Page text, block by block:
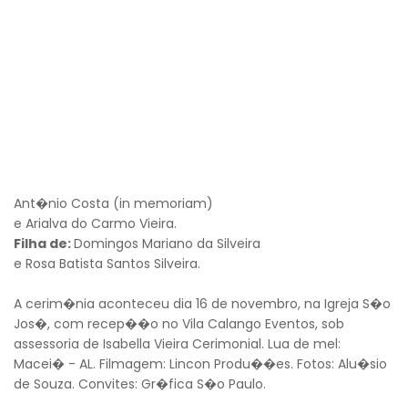
Ant�nio Costa (in memoriam)
e Arialva do Carmo Vieira.
Filha de:Domingos Mariano da Silveira
e Rosa Batista Santos Silveira.
A cerim�nia aconteceu dia 16 de novembro, na Igreja S�o
Jos�, com recep��o no Vila Calango Eventos, sob
assessoria de Isabella Vieira Cerimonial. Lua de mel:
Macei� - AL. Filmagem: Lincon Produ��es. Fotos: Alu�sio
de Souza. Convites: Gr�fica S�o Paulo.